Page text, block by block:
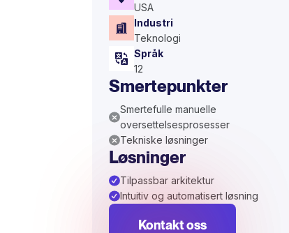
USA
Industri
Teknologi
Språk
12
Smertepunkter
Smertefulle manuelle
oversettelsesprosesser
Tekniske løsninger
Løsninger
Tilpassbar arkitektur
Intuitiv og automatisert løsning
Kontakt oss